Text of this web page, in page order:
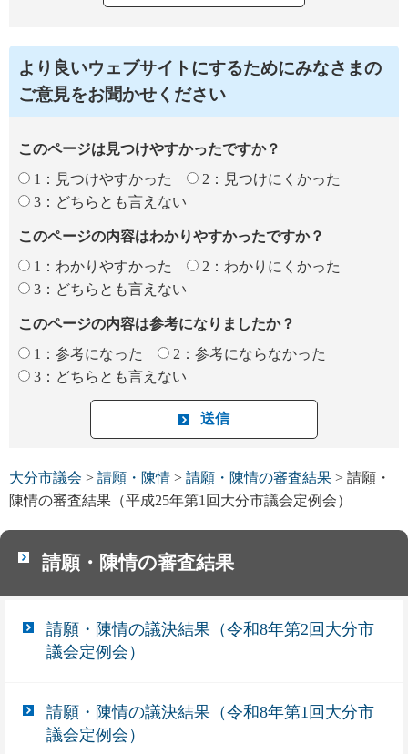
より良いウェブサイトにするためにみなさまの
ご意見をお聞かせください
このページは見つけやすかったですか？
1：見つけやすかった
2：見つけにくかった
3：どちらとも言えない
このページの内容はわかりやすかったですか？
1：わかりやすかった
2：わかりにくかった
3：どちらとも言えない
このページの内容は参考になりましたか？
1：参考になった
2：参考にならなかった
3：どちらとも言えない
大分市議会 > 請願・陳情 > 請願・陳情の審査結果 > 請願・
陳情の審査結果（平成25年第1回大分市議会定例会）
請願・陳情の審査結果
請願・陳情の議決結果（令和8年第2回大分市
議会定例会）
請願・陳情の議決結果（令和8年第1回大分市
議会定例会）